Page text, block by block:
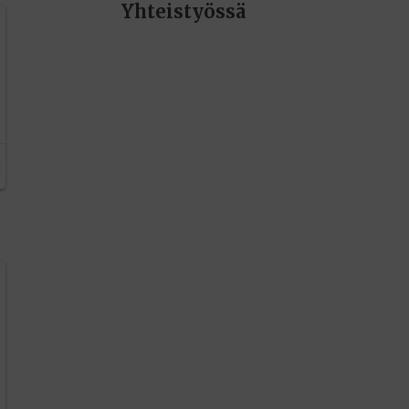
editoriin…
Yhteistyössä